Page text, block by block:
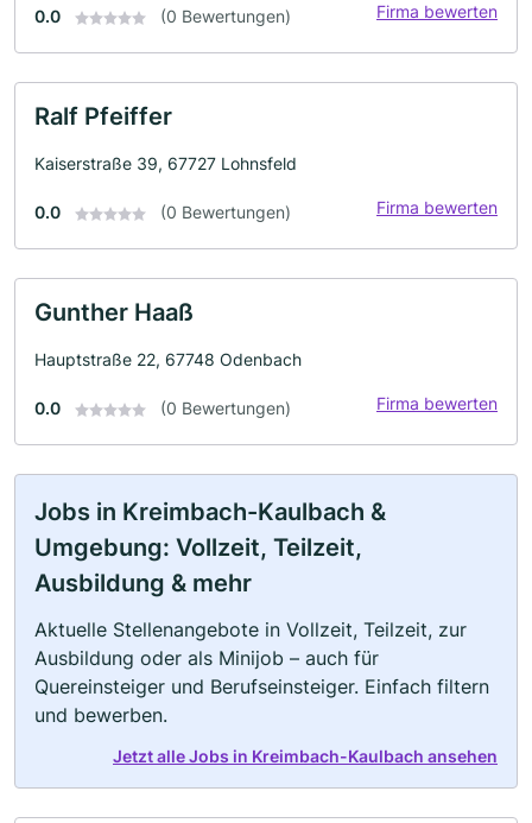
0.0 (0 Bewertungen) Firma bewerten
Ralf Pfeiffer
Kaiserstraße 39, 67727 Lohnsfeld
0.0 (0 Bewertungen) Firma bewerten
Gunther Haaß
Hauptstraße 22, 67748 Odenbach
0.0 (0 Bewertungen) Firma bewerten
Jobs in Kreimbach-Kaulbach &
Umgebung: Vollzeit, Teilzeit,
Ausbildung & mehr
Aktuelle Stellenangebote in Vollzeit, Teilzeit, zur
Ausbildung oder als Minijob – auch für
Quereinsteiger und Berufseinsteiger. Einfach filtern
und bewerben.
Jetzt alle Jobs in Kreimbach-Kaulbach ansehen